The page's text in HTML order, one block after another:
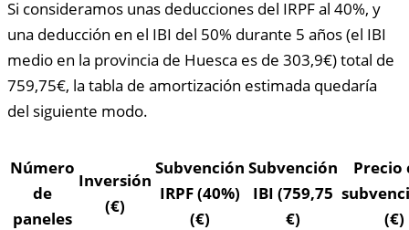
Si consideramos unas deducciones del IRPF al 40%, y
una deducción en el IBI del 50% durante 5 años (el IBI
medio en la provincia de Huesca es de 303,9€) total de
759,75€, la tabla de amortización estimada quedaría
del siguiente modo.
Número
de
paneles
Inversión
(€)
Subvención
IRPF (40%)
(€)
Subvención
IBI (759,75
€)
Precio
(€)